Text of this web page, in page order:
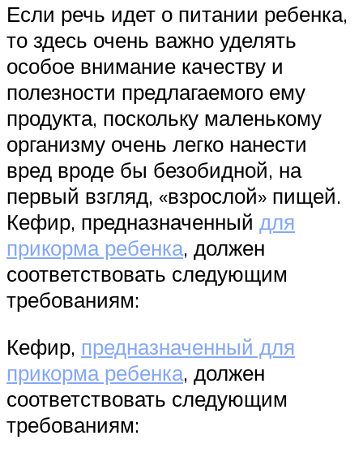
Если речь идет о питании ребенка,
то здесь очень важно уделять
особое внимание качеству и
полезности предлагаемого ему
продукта, поскольку маленькому
организму очень легко нанести
вред вроде бы безобидной, на
первый взгляд, «взрослой» пищей.
Кефир, предназначенный для
прикорма ребенка, должен
соответствовать следующим
требованиям:
Кефир, предназначенный для
прикорма ребенка, должен
соответствовать следующим
требованиям: